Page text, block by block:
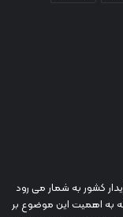
کشور به شمار می رود
به اهمیت این موضوع بر